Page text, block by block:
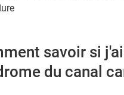
savoir si
du canal